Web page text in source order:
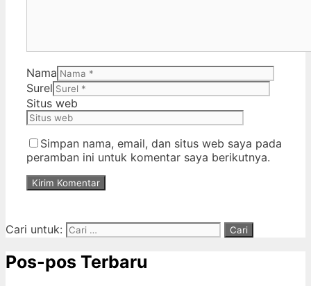
Nama
Surel
Situs web
Simpan nama, email, dan situs web saya pada
peramban ini untuk komentar saya berikutnya.
Cari untuk:
Pos-pos Terbaru